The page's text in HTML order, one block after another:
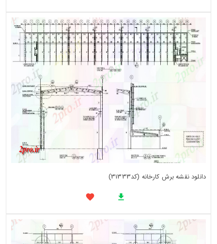
دانلود نقشه برش کارخانه (کد31333)